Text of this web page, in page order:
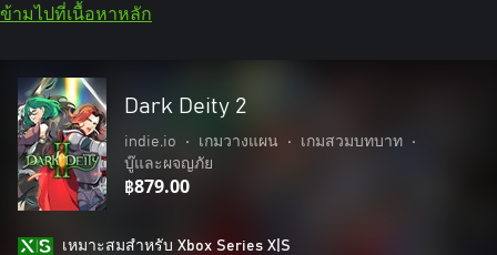
ข้ามไปที่เนื้อหาหลัก
Dark Deity 2
indie.io • เกมวางแผน • เกมสวมบทบาท
•
บู๊และผจญภัย
฿879.00
เหมาะสมสําหรับ Xbox Series X|S